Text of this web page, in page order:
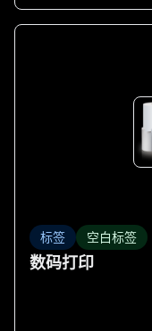
标签 空白标签
数码打印